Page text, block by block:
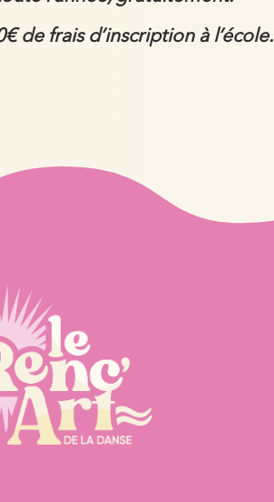
de frais d’inscription à l’école.